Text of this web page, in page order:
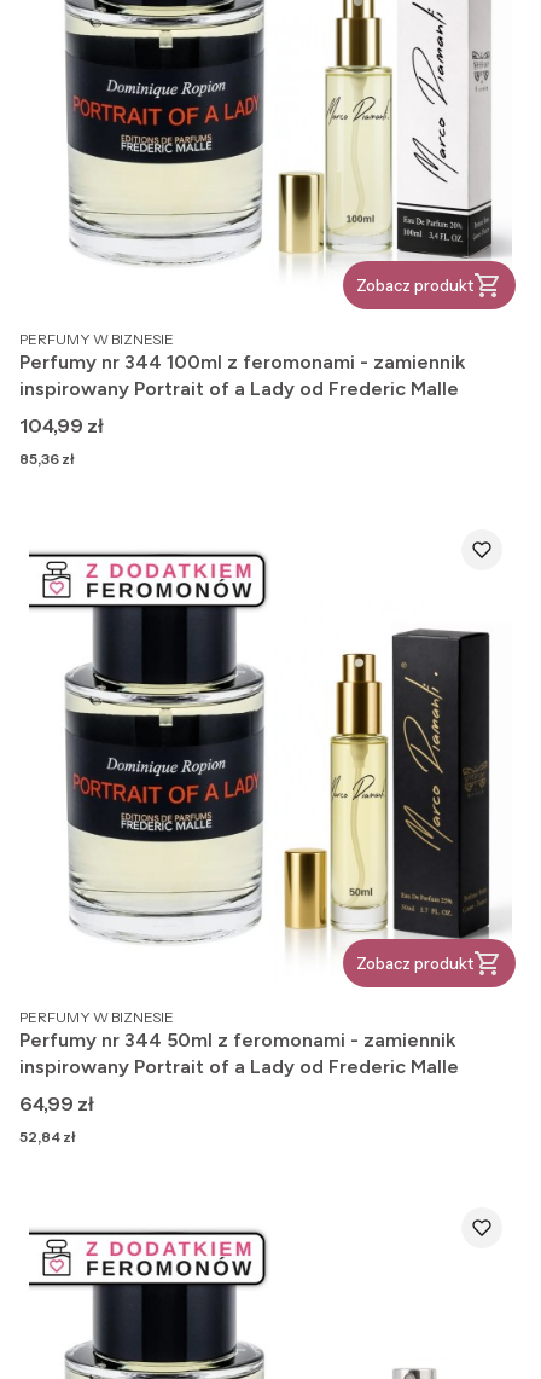
Zobacz produkt
PRODUCENT
PERFUMY W BIZNESIE
Perfumy nr 344 100ml z feromonami - zamiennik
inspirowany Portrait of a Lady od Frederic Malle
Cena
104,99 zł
Cena
85,36 zł
Zobacz produkt
PRODUCENT
PERFUMY W BIZNESIE
Perfumy nr 344 50ml z feromonami - zamiennik
inspirowany Portrait of a Lady od Frederic Malle
Cena
64,99 zł
Cena
52,84 zł